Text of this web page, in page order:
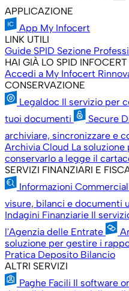
APPLICAZIONE
App My Infocert
LINK UTILI
Guide SPID Sezione
HAI GIÀ LO SPID
Accedi a My Infocert
CONSERVAZIONE
Legaldoc Il servizio per
tuoi documenti
Secure
archiviare, sincronizzare e
Archivia Cloud La
conservarlo a legge il
SERVIZI FINANZIARI E
Informazioni
visure, bilanci e documenti
Indagini Finanziarie Il
l'Agenzia delle Entrate
soluzione per gestire i
Pratica Deposito Bilancio
ALTRI SERVIZI
Paghe Facili Il software